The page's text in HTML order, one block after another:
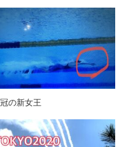
の新女王